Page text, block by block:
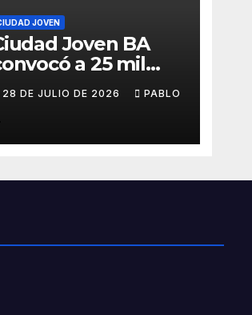
JOVEN
Joven BA
a 25 mil
28 DE JULIO DE 2026 PABLO